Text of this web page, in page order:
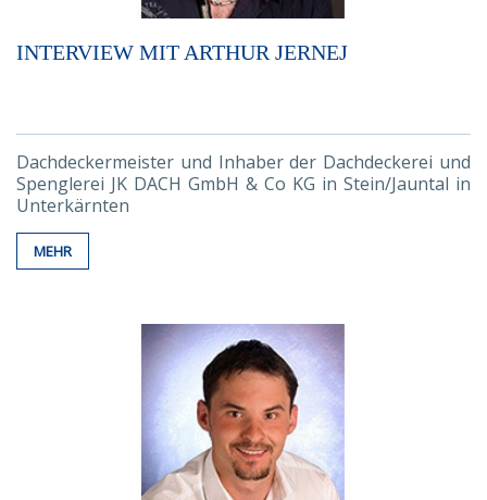
INTERVIEW MIT ARTHUR JERNEJ
Dachdeckermeister und Inhaber der Dachdeckerei und
Spenglerei JK DACH GmbH & Co KG in Stein/Jauntal in
Unterkärnten
MEHR